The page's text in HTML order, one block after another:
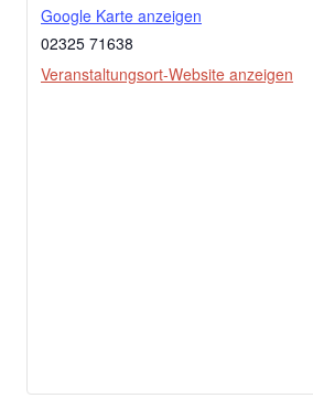
Google Karte anzeigen
02325 71638
Veranstaltungsort-Website anzeigen